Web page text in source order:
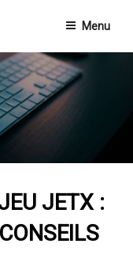
Menu
JETX :